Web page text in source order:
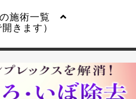
施術一覧
きます）